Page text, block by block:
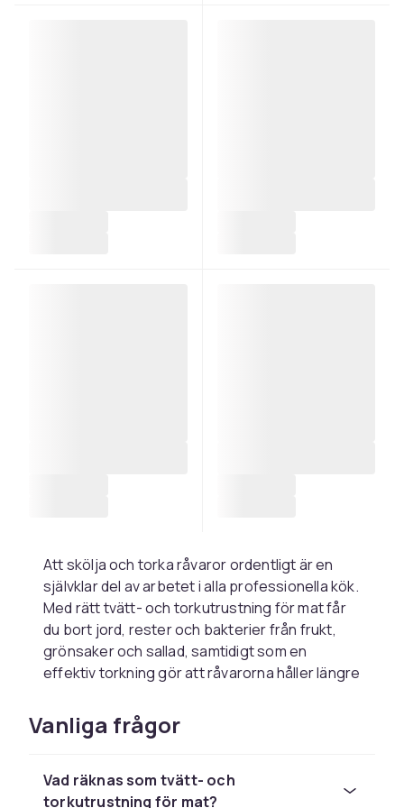
Att skölja och torka råvaror ordentligt är en
självklar del av arbetet i alla professionella kök.
Med rätt tvätt- och torkutrustning för mat får
du bort jord, rester och bakterier från frukt,
grönsaker och sallad, samtidigt som en
effektiv torkning gör att råvarorna håller längre
Utrustningen passar storkök, restauranger,
caféer och livsmedelsproduktion, men
gårdsbutiken som förbereder stora mängder
grönsaker.
Vanliga frågor
Vad räknas som tvätt- och
torkutrustning för mat?